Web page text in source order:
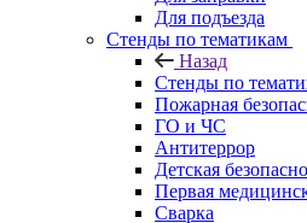
Для подъезда
Стенды по тематикам
Назад
Стенды по
Пожарная
ГО и ЧС
Антитеррор
Детская
Первая
Сварка